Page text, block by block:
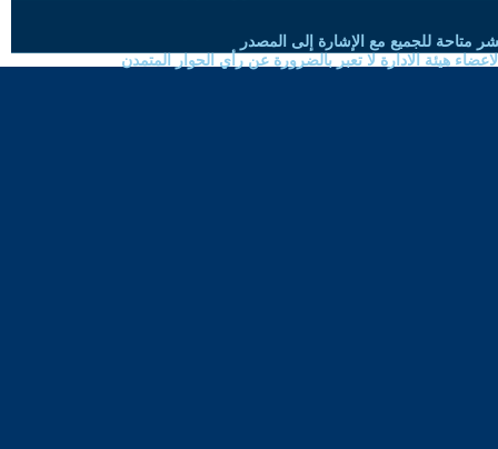
متاحة للجميع مع الإشارة إلى المصدر
هيئة الادارة لا تعبر بالضرورة عن رأي الحوار المتمدن